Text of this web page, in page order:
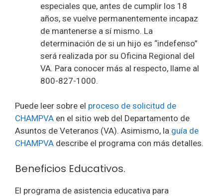
especiales que, antes de cumplir los 18
años, se vuelve permanentemente incapaz
de mantenerse a sí mismo. La
determinación de si un hijo es “indefenso”
será realizada por su Oficina Regional del
VA. Para conocer más al respecto, llame al
800-827-1000.
Puede leer sobre el proceso de solicitud de
CHAMPVA en el sitio web del Departamento de
Asuntos de Veteranos (VA). Asimismo, la guía de
CHAMPVA describe el programa con más detalles.
Beneficios Educativos.
El programa de asistencia educativa para